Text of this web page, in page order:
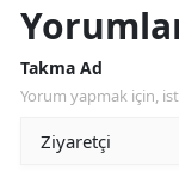
Takma Ad
Yorum yapmak için,